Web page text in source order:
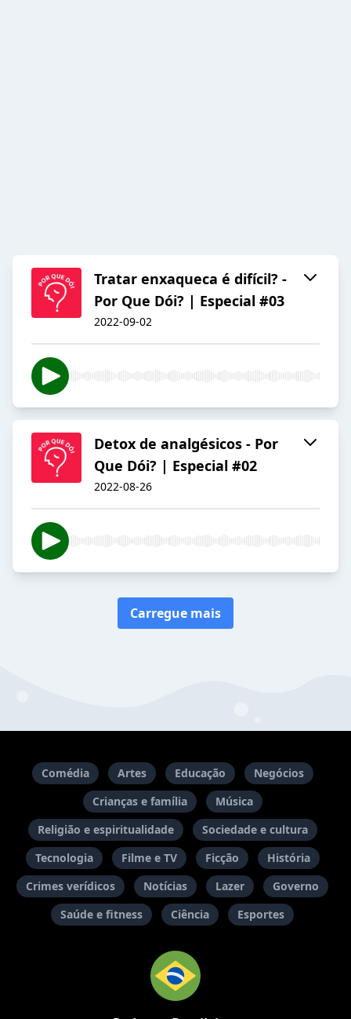
Tratar enxaqueca é difícil? -
Por Que Dói? | Especial #03
2022-09-02
Detox de analgésicos - Por
Que Dói? | Especial #02
2022-08-26
Carregue mais
Comédia Artes Educação
Negócios
Crianças e família
Música
Religião e espiritualidade
Sociedade e cultura
Tecnologia
Filme e TV Ficção
História
Crimes verídicos
Notícias Lazer
Governo
Saúde e fitness
Ciência Esportes